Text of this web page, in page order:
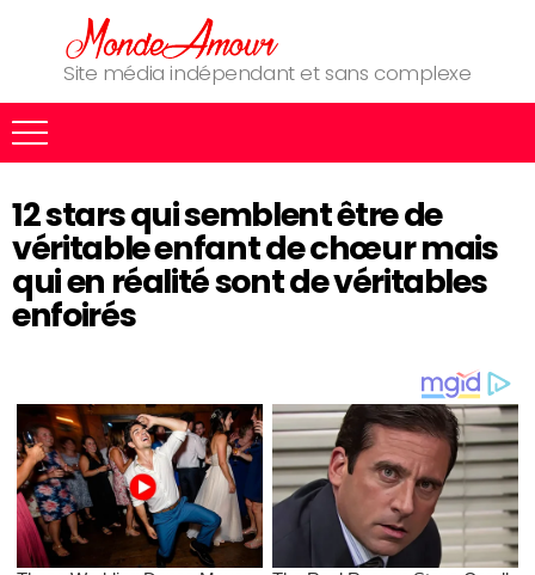
Site média indépendant et sans complexe
12 stars qui semblent être de
véritable enfant de chœur mais
qui en réalité sont de véritables
enfoirés